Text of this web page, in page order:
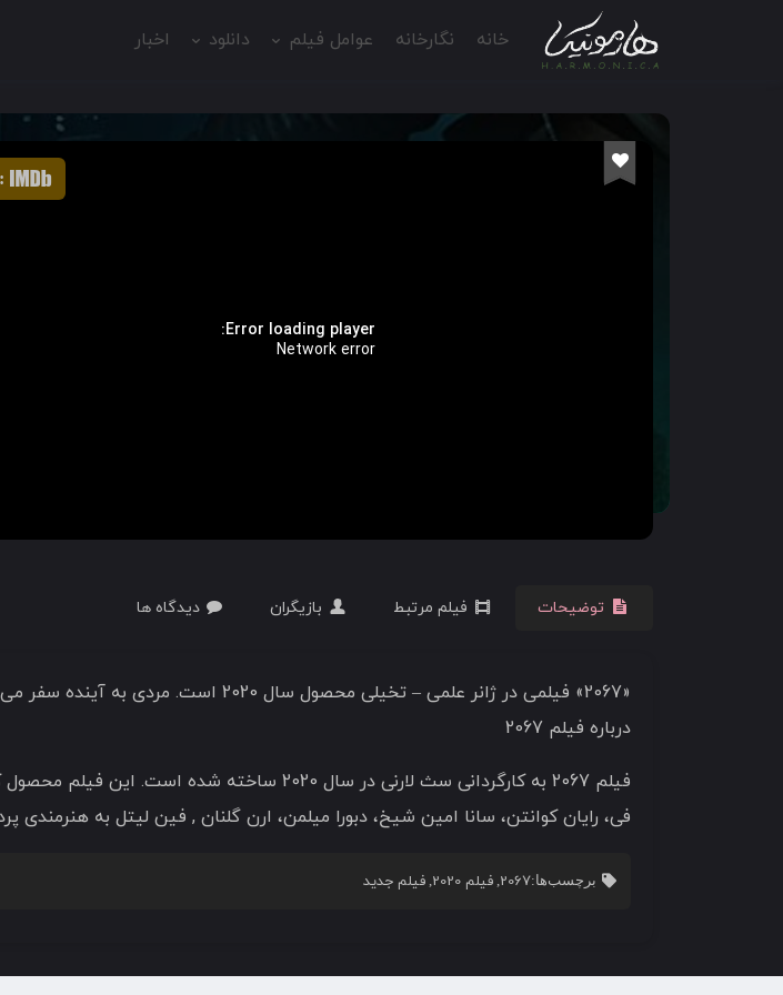
خانه نگارخانه عوامل فیلم دانلود اخبار
:
Error loading player:
Network error
توضیحات فیلم مرتبط بازیگران دیدگاه ها
«2067» فیلمی در ژانر علمی – تخیلی محصول سال 2020 است. مردی به آینده سفر می کند تا دنیای در حال مرگ را نجات دهد…
درباره فیلم 2067
فیلم 2067 به کارگردانی سث لارنی در سال 2020
فی، رایان کوانتن، سانا امین شیخ، دبورا میلمن، ارن گلنان , فین لیتل به هنرمندی
برچسب‌ها:2067
,فیلم 2020 ,فیلم جدید